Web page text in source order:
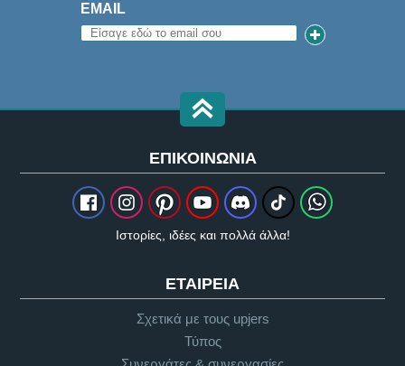
EMAIL
ΕΠΙΚΟΙΝΩΝΊΑ
Ιστορίες, ιδέες και πολλά άλλα!
ΕΤΑΙΡΕΊΑ
Σχετικά με τους upjers
Τύπος